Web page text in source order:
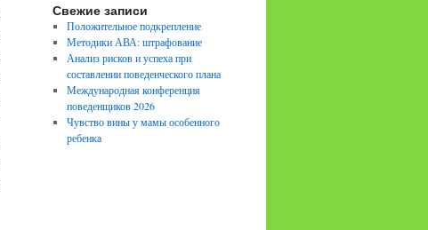
Свежие записи
Положительное подкрепление
Методики АВА: штрафование
Анализ рисков и успеха при
составлении поведенческого плана
Международная конференция
поведенщиков 2026
Чувство вины у мамы особенного
ребенка